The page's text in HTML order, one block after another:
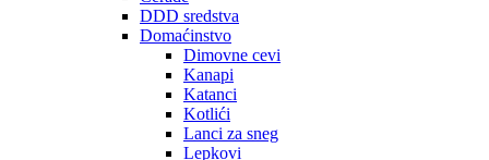
DDD sredstva
Domaćinstvo
Dimovne cevi
Kanapi
Katanci
Kotlići
Lanci za sneg
Lepkovi